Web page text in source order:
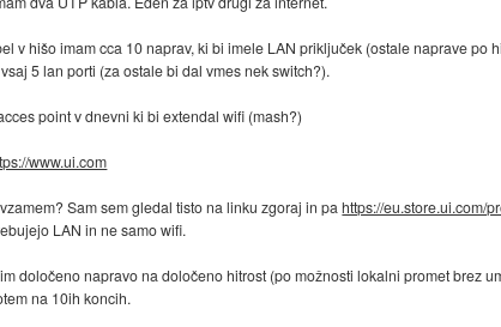
v hišo imam cca 10 naprav, ki bi imele LAN priključek (ostale naprave po
5 lan porti (za ostale bi dal vmes nek switch?).
point v dnevni ki bi extendal wifi (mash?)
www.ui.com
Sam sem gledal tisto na linku zgoraj in pahttps://eu.store.ui.com/
LAN in ne samo wifi.
določeno napravo na določeno hitrost (po možnosti lokalni promet brez
na 10ih koncih.